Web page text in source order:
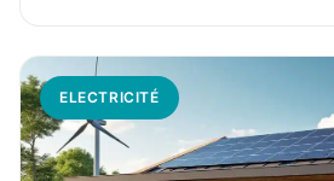
ELECTRICITÉ